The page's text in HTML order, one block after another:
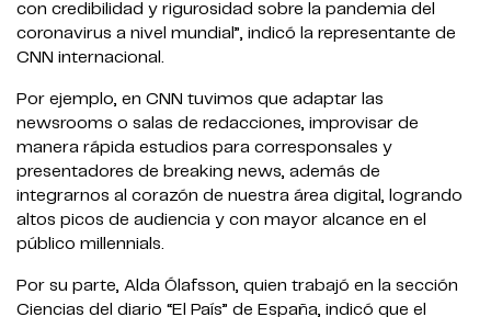
con credibilidad y rigurosidad sobre la pandemia del
coronavirus a nivel mundial”, indicó la representante de
CNN internacional.
Por ejemplo, en CNN tuvimos que adaptar las
newsrooms o salas de redacciones, improvisar de
manera rápida estudios para corresponsales y
presentadores de breaking news, además de
integrarnos al corazón de nuestra área digital, logrando
altos picos de audiencia y con mayor alcance en el
público millennials.
Por su parte, Alda Ólafsson, quien trabajó en la sección
Ciencias del diario “El País” de España, indicó que el